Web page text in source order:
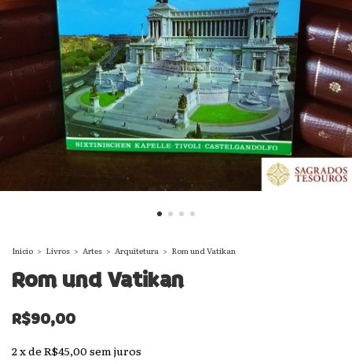
Início > Livros > Artes > Arquitetura > Rom und Vatikan
Rom und Vatikan
R$90,00
2xde R$45,00 sem juros